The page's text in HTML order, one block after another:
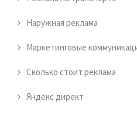
Наружная реклама
Маркетинговые
Сколько стоит реклама
Яндекс директ